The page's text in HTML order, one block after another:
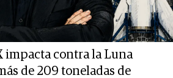
impacta contra la Luna
de 209 toneladas de